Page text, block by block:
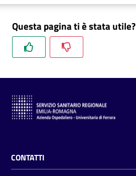
C
a
r
d
e
Questa pagina ti è stata utile?
CONTATTI